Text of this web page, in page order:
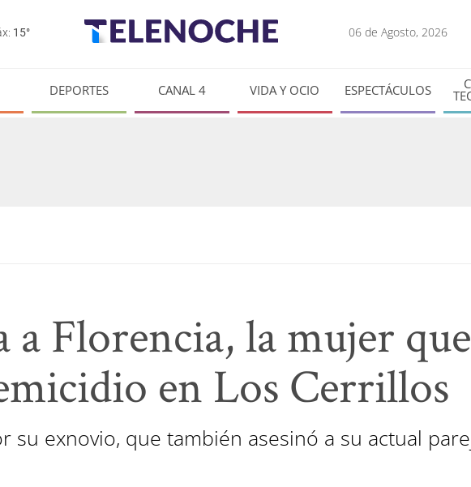
15° 06 de Agosto, 2026
DEPORTES CANAL 4 VIDA Y OCIO ESPECTÁCULOS
a Florencia, la mujer
en Los Cerrillos
su exnovio, que también asesinó a su actual